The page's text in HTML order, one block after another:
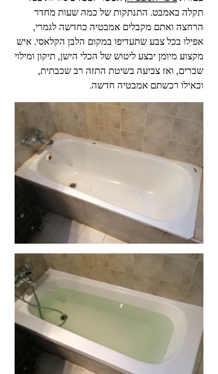
תקלה באמבט. התנתקות של כמה שעות מחדר
הרחצה ואתם מקבלים אמבטיה כחדשה לגמרי,
אפילו בכל צבע שתעדיפו במקום הלבן הקלאסי. איש
מקצוע מיומן יבצע ליטוש של הכלי הישן, תיקון ומילוי
שברים, ואז צביעה בשיטת התזה רב שכבתית,
וכאילו רכשתם אמבטיה חדשה.